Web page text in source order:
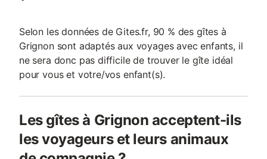
Selon les données de Gites.fr, 90 % des gîtes à
Grignon sont adaptés aux voyages avec enfants, il
ne sera donc pas difficile de trouver le gîte idéal
pour vous et votre/vos enfant(s).
Les gîtes à Grignon acceptent-ils
les voyageurs et leurs animaux